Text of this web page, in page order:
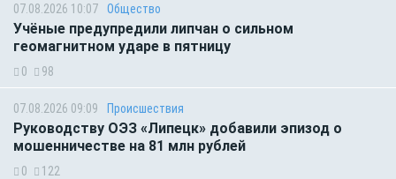
07.08.2026 10:07 Общество
Учёные предупредили липчан о сильном
геомагнитном ударе в пятницу
0 98
07.08.2026 09:09 Происшествия
Руководству ОЭЗ «Липецк» добавили эпизод о
мошенничестве на 81 млн рублей
0 122